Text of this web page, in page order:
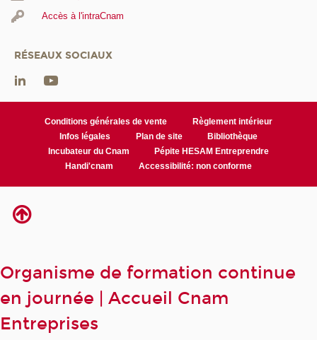
Accès à l'intraCnam
RÉSEAUX SOCIAUX
Conditions générales de vente
Règlement intérieur
Infos légales
Plan de site
Bibliothèque
Incubateur du Cnam
Pépite HESAM Entreprendre
Handi'cnam
Accessibilité: non conforme
Organisme de formation continue
en journée | Accueil Cnam
Entreprises